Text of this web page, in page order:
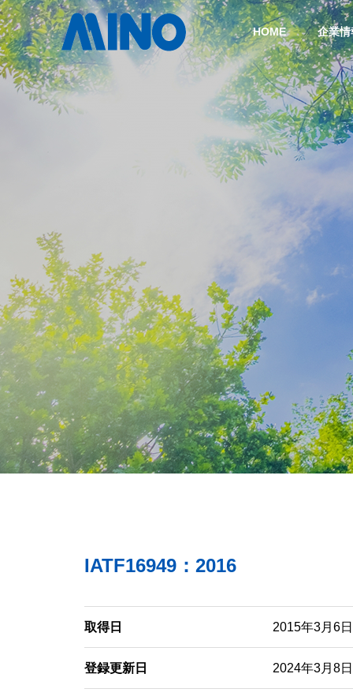
HOME 企業情
COMPANY
企業情報
COMPANY
HISTORY
沿革
関連会社
GROUP
IATF16949：2016
取得日 2015年3月6日
登録更新日 2024年3月8日